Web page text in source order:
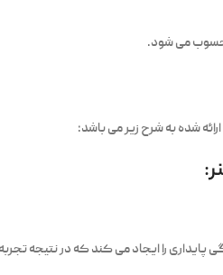
می شود.
پایداری را ایجاد می کند که در نتیجه